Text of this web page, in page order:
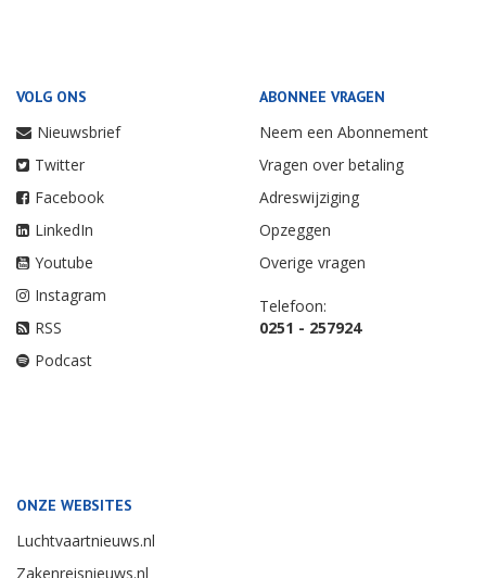
VOLG ONS
Nieuwsbrief
Twitter
Facebook
LinkedIn
Youtube
Instagram
RSS
Podcast
ABONNEE VRAGEN
Neem een Abonnement
Vragen over betaling
Adreswijziging
Opzeggen
Overige vragen
Telefoon:
0251 - 257924
ONZE WEBSITES
Luchtvaartnieuws.nl
Zakenreisnieuws.nl